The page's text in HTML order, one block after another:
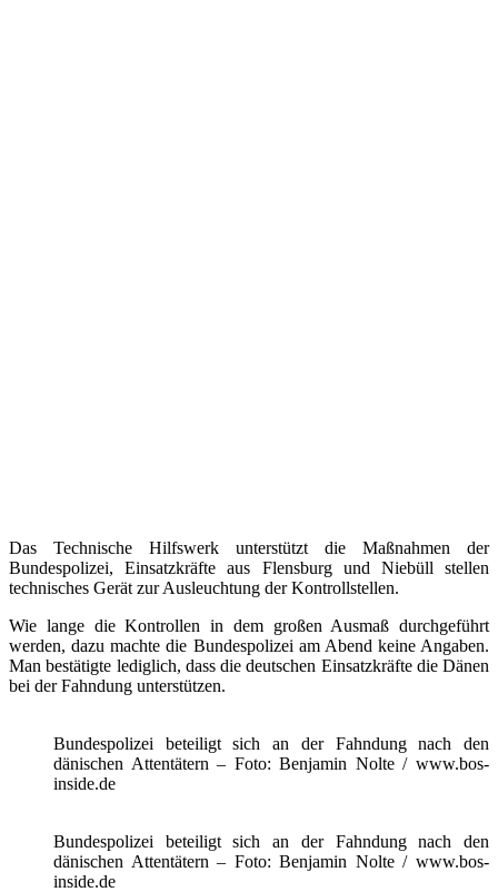
Das Technische Hilfswerk unterstützt die Maßnahmen der
Bundespolizei, Einsatzkräfte aus Flensburg und Niebüll stellen
technisches Gerät zur Ausleuchtung der Kontrollstellen.
Wie lange die Kontrollen in dem großen Ausmaß durchgeführt
werden, dazu machte die Bundespolizei am Abend keine Angaben.
Man bestätigte lediglich, dass die deutschen Einsatzkräfte die Dänen
bei der Fahndung unterstützen.
Bundespolizei beteiligt sich an der Fahndung nach den
dänischen Attentätern – Foto: Benjamin Nolte / www.bos-
inside.de
Bundespolizei beteiligt sich an der Fahndung nach den
dänischen Attentätern – Foto: Benjamin Nolte / www.bos-
inside.de